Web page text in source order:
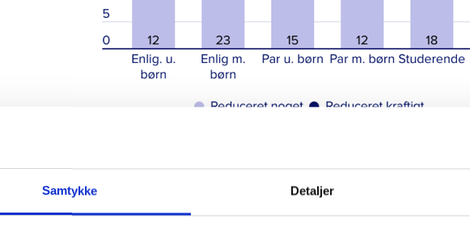
Samtykke Detaljer
smule", "uændret", "øget en smule", "øget noget", "øget kraftigt"
ikke relevant".
Kilde: Kantar Gallup for BL.